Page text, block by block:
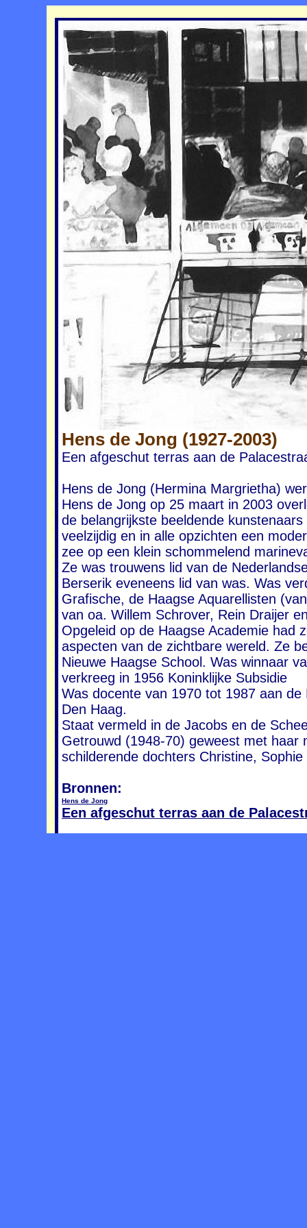
Hens de Jong (1927-2003)
Een afgeschut terras aan de
Hens de Jong (Hermina Margrietha)
Hens de Jong op 25 maart in 2003
de belangrijkste beeldende
veelzijdig en in alle opzichten een
zee op een klein schommelend
Ze was trouwens lid van de
Berserik eveneens lid van was. Was
Grafische, de Haagse Aquarellisten
van oa. Willem Schrover, Rein Draijer
Opgeleid op de Haagse Academie had
aspecten van de zichtbare wereld. Ze
Nieuwe Haagse School. Was winnaar
verkreeg in 1956 Koninklijke Subsidie
Was docente van 1970 tot 1987 aan
Den Haag.
Staat vermeld in de Jacobs en de
Getrouwd (1948-70) geweest met
schilderende dochters Christine,
Bronnen:
Hens de Jong
Een afgeschut terras aan de